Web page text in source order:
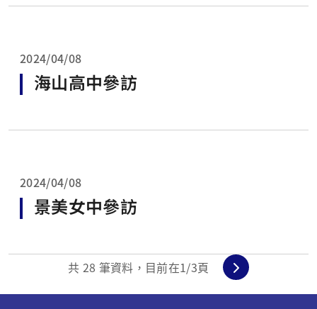
2024/04/08
海山高中參訪
2024/04/08
景美女中參訪
共28 筆資料，目前在1/3頁